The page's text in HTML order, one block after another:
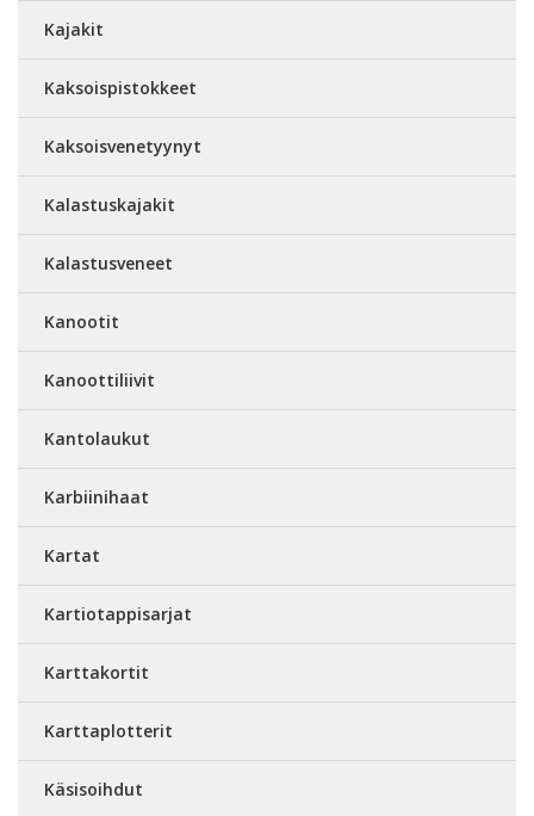
Kajakit
Kaksoispistokkeet
Kaksoisvenetyynyt
Kalastuskajakit
Kalastusveneet
Kanootit
Kanoottiliivit
Kantolaukut
Karbiinihaat
Kartat
Kartiotappisarjat
Karttakortit
Karttaplotterit
Käsisoihdut